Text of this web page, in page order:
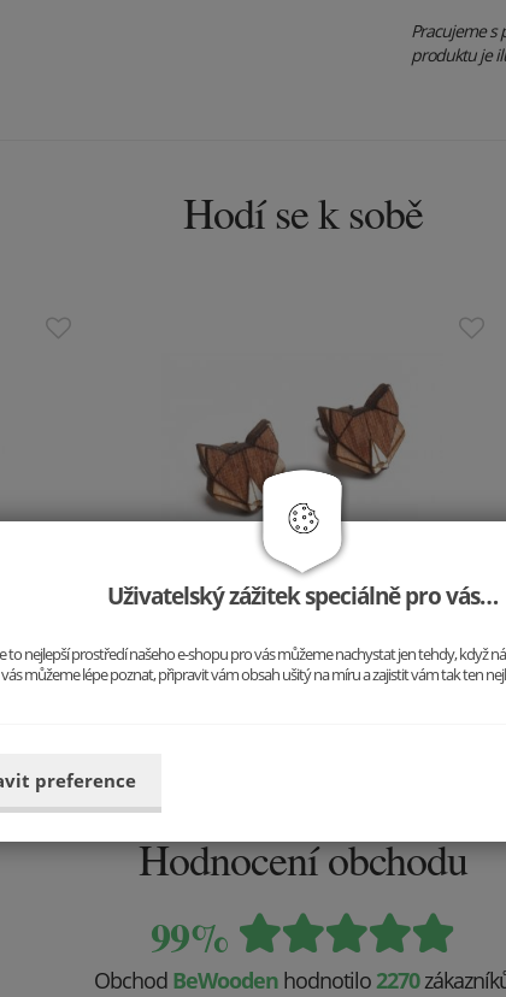
Pracujeme s
produktu je
Hodí se k sobě
Dřevěné náušnice Liška
Vložit do košíku
Hodnocení obchodu
99%
Obchod BeWooden hodnotilo 2270
Uživatelský zážitek speciálně pro vás…
to nejlepší prostředí našeho e-shopu pro vás můžeme nachystat jen tehdy, když
můžeme lépe poznat, připravit vám obsah ušitý na míru a zajistit vám tak ten
preference